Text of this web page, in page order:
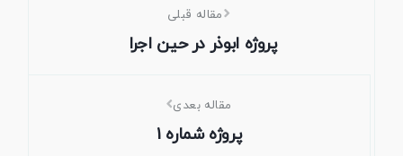
مقاله قبلی
پروژه ابوذر در حین اجرا
مقاله بعدی
پروژه شماره 1